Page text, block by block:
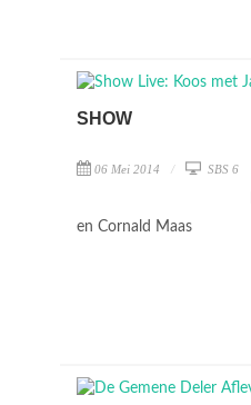
SHOW
06 Mei 2014 SBS 6
en Cornald Maas